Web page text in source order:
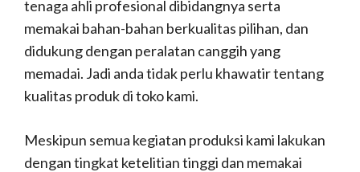
tenaga ahli profesional dibidangnya serta
memakai bahan-bahan berkualitas pilihan, dan
didukung dengan peralatan canggih yang
memadai. Jadi anda tidak perlu khawatir tentang
kualitas produk di toko kami.
Meskipun semua kegiatan produksi kami lakukan
dengan tingkat ketelitian tinggi dan memakai